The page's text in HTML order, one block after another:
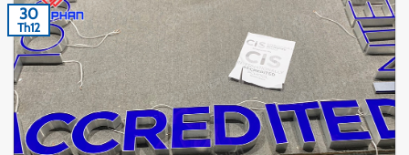
30
Th12